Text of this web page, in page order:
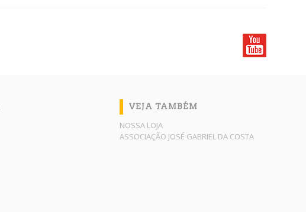
VEJA TAMBÉM
NOSSA LOJA
ASSOCIAÇÃO JOSÉ GABRIEL DA COSTA